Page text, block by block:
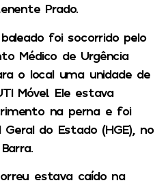
Prado.
foi socorrido pelo
Médico de Urgência
o local uma unidade de
Móvel. Ele estava
na perna e foi
do Estado (HGE), no
estava caído na